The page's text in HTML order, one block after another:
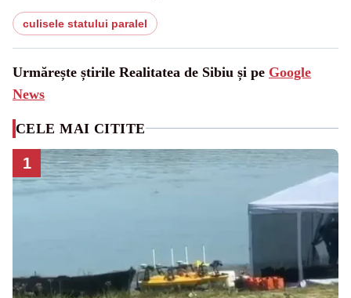
culisele statului paralel
Urmărește știrile Realitatea de Sibiu și pe Google
News
CELE MAI CITITE
1